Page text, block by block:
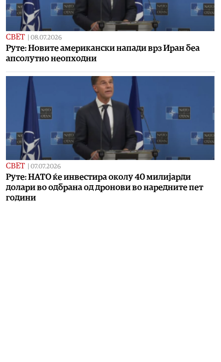
СВЕТ 08.07.2026
Руте: Новите американски напади врз Иран беа
апсолутно неопходни
СВЕТ 07.07.2026
Руте: НАТО ќе инвестира околу 40 милијарди
долари во одбрана од дронови во наредните пет
години